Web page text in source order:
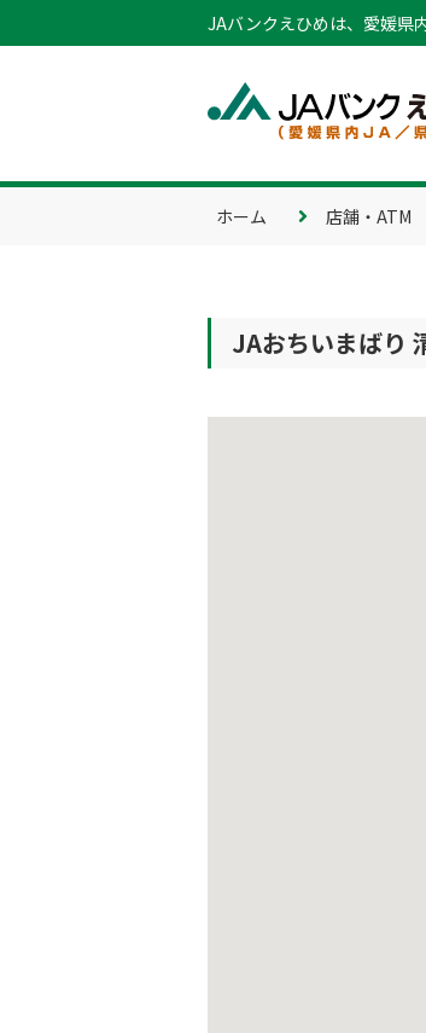
JAバンクえひめは、愛媛県
ホーム 店舗・ATM
JAおちいまばり